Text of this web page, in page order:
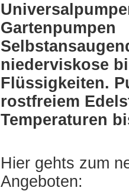
Gartenpumpen
niederviskose
Flüssigkeiten.
rostfreiem
Temperaturen
Hier gehts zum
Angeboten: